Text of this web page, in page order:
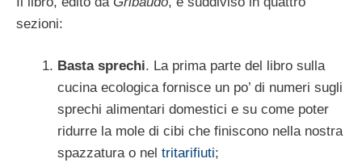
sezioni:
Basta sprechi. La prima parte del libro sulla
cucina ecologica fornisce un po’ di numeri sugli
sprechi alimentari domestici e su come poter
ridurre la mole di cibi che finiscono nella nostra
spazzatura o nel tritarifiuti;